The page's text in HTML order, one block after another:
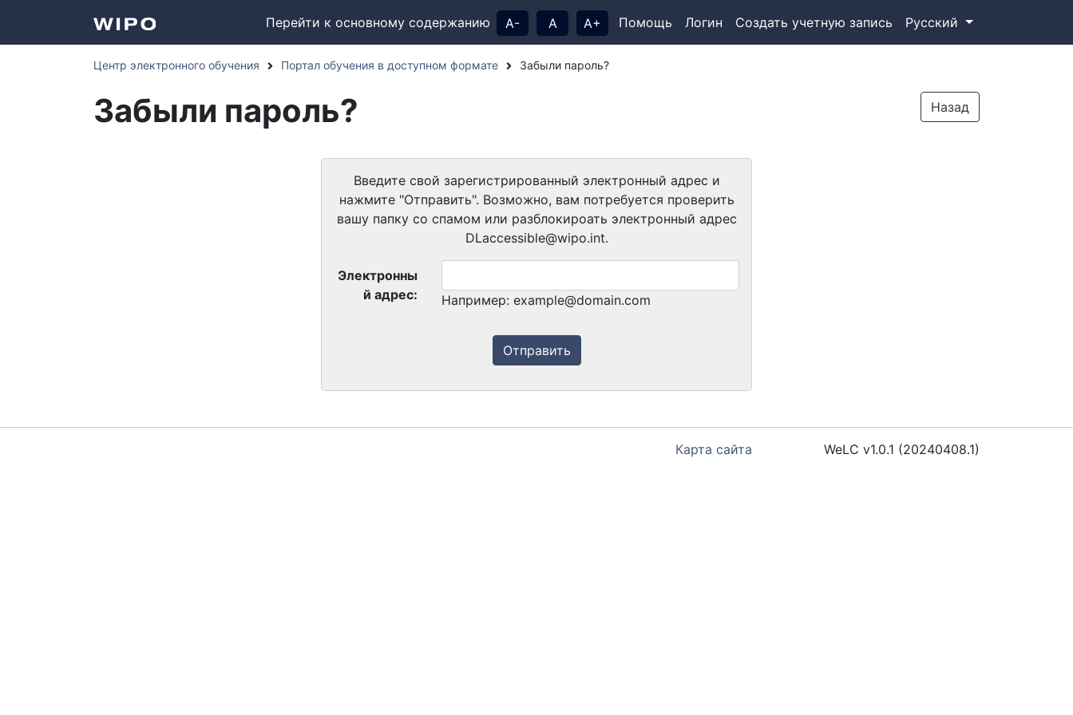
Перейти к основному содержанию A- A A+ Помощь Логин (current)
Создать учетную запись Языковое меню:
Русский
Центр электронного обучения Портал обучения в доступном формате Забыли пароль?
Назад
Забыли пароль?
Введите свой зарегистрированный электронный адрес и
нажмите "Отправить". Возможно, вам потребуется проверить
вашу папку со спамом или разблокироать электронный адрес
DLaccessible@wipo.int.
Электронны
й адрес:
Например: example@domain.com
Карта сайта WeLC v1.0.1 (20240408.1)